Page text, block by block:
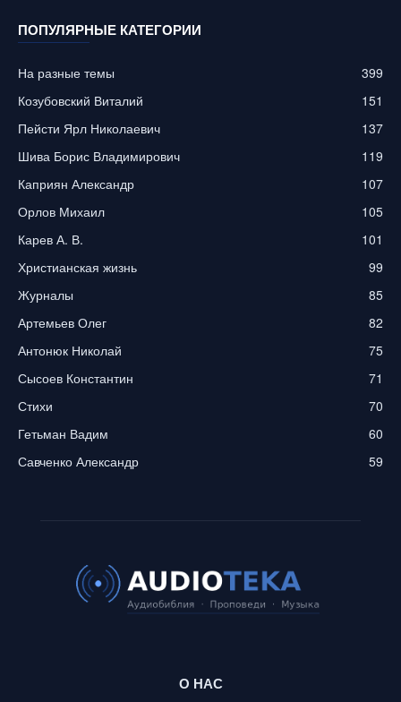
ПОПУЛЯРНЫЕ КАТЕГОРИИ
На разные темы
399
Козубовский Виталий
151
Пейсти Ярл Николаевич
137
Шива Борис Владимирович
119
Каприян Александр
107
Орлов Михаил
105
Карев А. В.
101
Христианская жизнь
99
Журналы
85
Артемьев Олег
82
Антонюк Николай
75
Сысоев Константин
71
Стихи
70
Гетьман Вадим
60
Савченко Александр
59
О НАС